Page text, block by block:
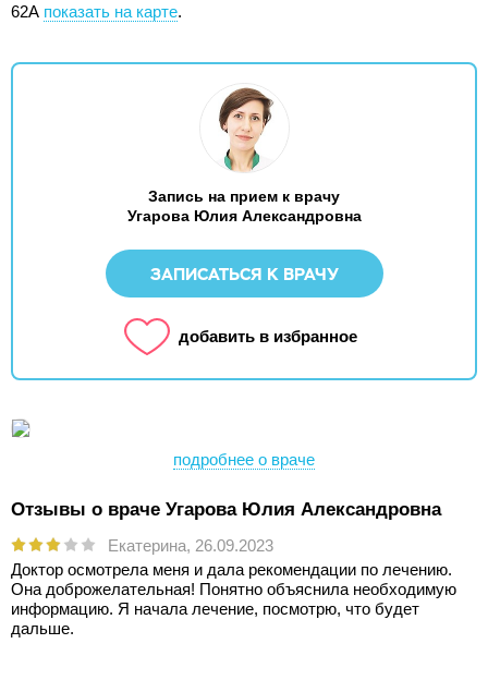
62А показать на карте.
Запись на прием к врачу
Угарова Юлия Александровна
ЗАПИСАТЬСЯ К ВРАЧУ
добавить в избранное
подробнее о враче
Отзывы о враче Угарова Юлия Александровна
Екатерина, 26.09.2023
Доктор осмотрела меня и дала рекомендации по лечению.
Она доброжелательная! Понятно объяснила необходимую
информацию. Я начала лечение, посмотрю, что будет
дальше.